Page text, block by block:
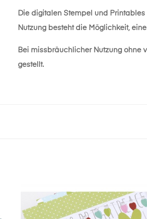
Die digitalen Stempel und
Nutzung besteht die Möglichkeit,
Bei missbräuchlicher Nutzung ohne
gestellt.